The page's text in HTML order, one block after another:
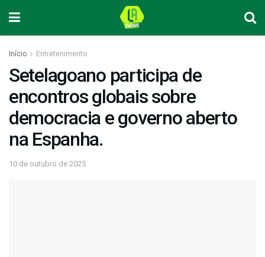
Início Entretenimento
Setelagoano participa de
encontros globais sobre
democracia e governo aberto
na Espanha.
10 de outubro de 2025